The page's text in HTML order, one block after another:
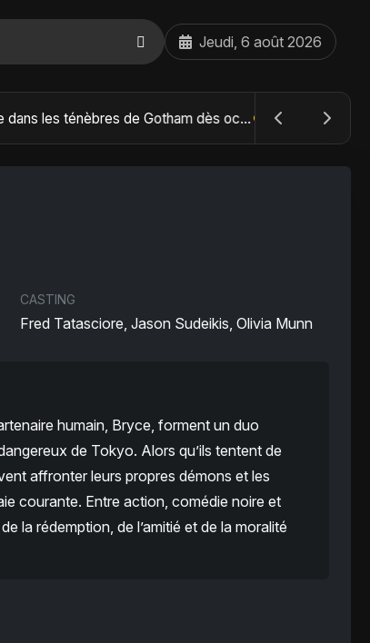
Jeudi, 6 août 2026
The Batman : Part II – Robert Pattinson replonge dans les ténèbres de Gotham dès octobre 2027
CASTING
Fred Tatasciore, Jason Sudeikis, Olivia Munn
humain, Bryce, forment un duo
de Tokyo. Alors qu’ils tentent de
affronter leurs propres démons et les
courante. Entre action, comédie noire et
la rédemption, de l’amitié et de la moralité